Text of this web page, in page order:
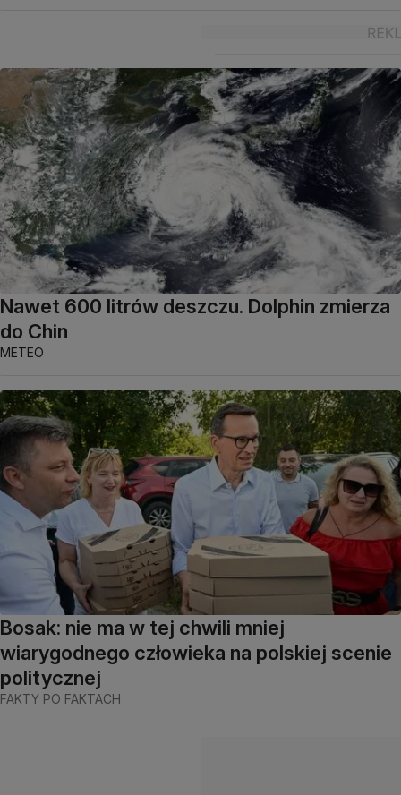
Nawet 600 litrów deszczu. Dolphin zmierza
do Chin
METEO
Bosak: nie ma w tej chwili mniej
wiarygodnego człowieka na polskiej scenie
politycznej
FAKTY PO FAKTACH